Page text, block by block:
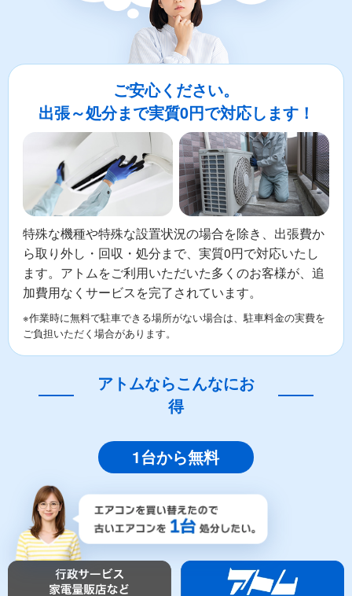
ご安心ください。
出張～処分まで実質0円で対応します！
特殊な機種や特殊な設置状況の場合を除き、出張費か
ら取り外し・回収・処分まで、実質0円で対応いたし
ます。アトムをご利用いただいた多くのお客様が、追
加費用なくサービスを完了されています。
※作業時に無料で駐車できる場所がない場合は、駐車料金の実費を
ご負担いただく場合があります。
アトムならこんなにお
得
1台から無料